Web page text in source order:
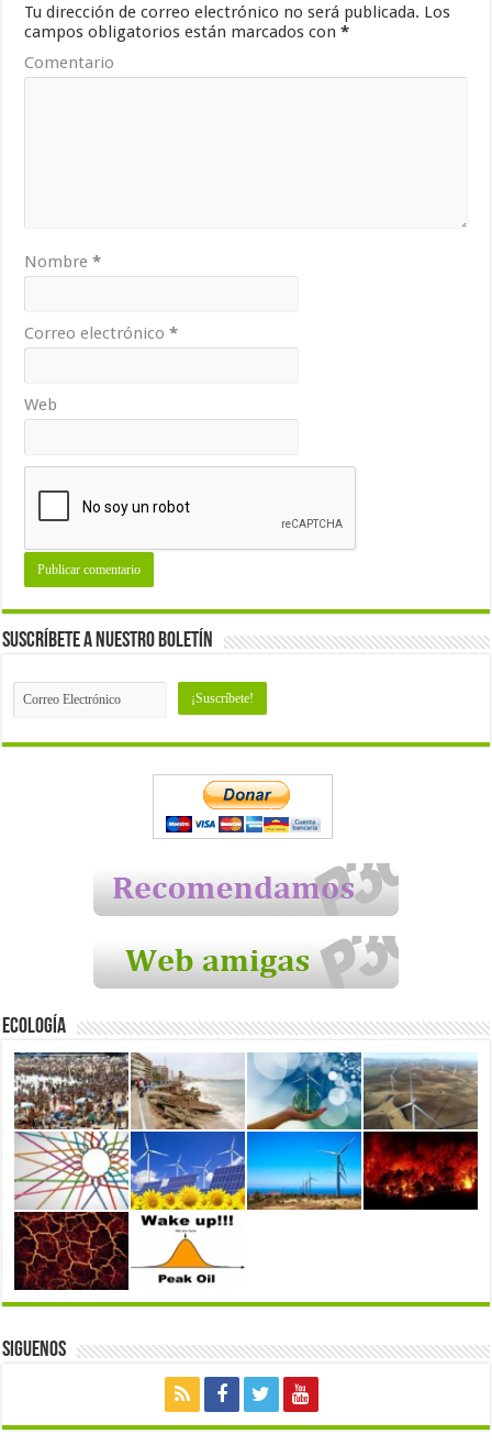
Tu dirección de correo electrónico no será publicada. Los
campos obligatorios están marcados con*
Comentario
Nombre*
Correo electrónico*
Web
Suscríbete a nuestro Boletín
Ecología
Siguenos